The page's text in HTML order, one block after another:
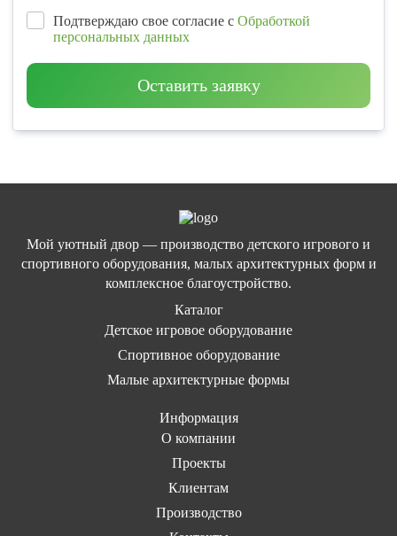
Подтверждаю свое согласие с Обработкой
персональных данных
Оставить заявку
Мой уютный двор — производство детского игрового и
спортивного оборудования, малых архитектурных форм и
комплексное благоустройство.
Каталог
Детское игровое оборудование
Спортивное оборудование
Малые архитектурные формы
Информация
О компании
Проекты
Клиентам
Производство